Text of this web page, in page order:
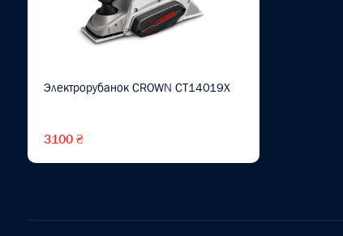
Электрорубанок CROWN CT14019X
3100 ₴